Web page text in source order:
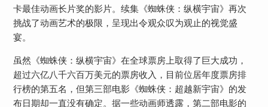
卡最佳动画长片奖的影片。续集《蜘蛛侠：纵横宇宙》再次
挑战了动画艺术的极限，呈现出令观众叹为观止的视觉盛
宴。
虽然《蜘蛛侠：纵横宇宙》在全球票房上取得了巨大成功，
超过六亿八千六百万美元的票房收入，目前位居年度票房排
行榜的第五名，但第三部电影《蜘蛛侠：超越新宇宙》的发
布日期却一直没有确定。据一些动画师透露，第二部电影的